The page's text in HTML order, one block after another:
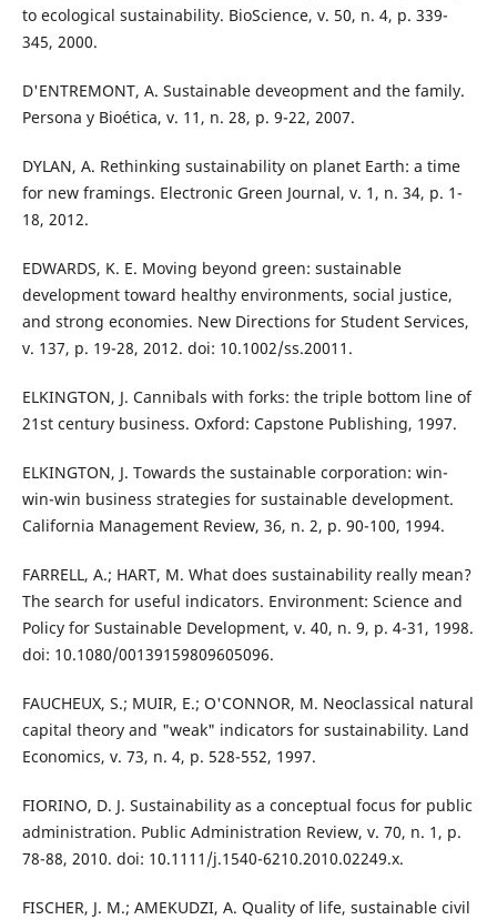
to ecological sustainability. BioScience, v. 50, n. 4, p. 339-
345, 2000.
D'ENTREMONT, A. Sustainable deveopment and the family.
Persona y Bioética, v. 11, n. 28, p. 9-22, 2007.
DYLAN, A. Rethinking sustainability on planet Earth: a time
for new framings. Electronic Green Journal, v. 1, n. 34, p. 1-
18, 2012.
EDWARDS, K. E. Moving beyond green: sustainable
development toward healthy environments, social justice,
and strong economies. New Directions for Student Services,
v. 137, p. 19-28, 2012. doi: 10.1002/ss.20011.
ELKINGTON, J. Cannibals with forks: the triple bottom line of
21st century business. Oxford: Capstone Publishing, 1997.
ELKINGTON, J. Towards the sustainable corporation: win-
win-win business strategies for sustainable development.
California Management Review, 36, n. 2, p. 90-100, 1994.
FARRELL, A.; HART, M. What does sustainability really mean?
The search for useful indicators. Environment: Science and
Policy for Sustainable Development, v. 40, n. 9, p. 4-31, 1998.
doi: 10.1080/00139159809605096.
FAUCHEUX, S.; MUIR, E.; O'CONNOR, M. Neoclassical natural
capital theory and "weak" indicators for sustainability. Land
Economics, v. 73, n. 4, p. 528-552, 1997.
FIORINO, D. J. Sustainability as a conceptual focus for public
administration. Public Administration Review, v. 70, n. 1, p.
78-88, 2010. doi: 10.1111/j.1540-6210.2010.02249.x.
FISCHER, J. M.; AMEKUDZI, A. Quality of life, sustainable civil